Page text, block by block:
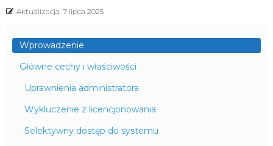
Aktualizacja 7 lipca 2025
Wprowadzenie
Główne cechy i właściwości
Uprawnienia administratora
Wykluczenie z licencjonowania
Selektywny dostęp do systemu